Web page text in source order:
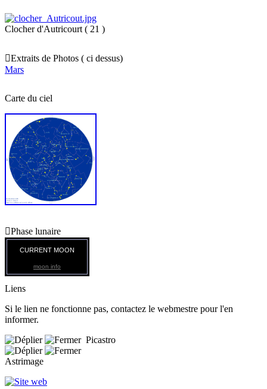
Clocher d'Autricourt ( 21 )
Extraits de Photos ( ci dessus)
Mars
Carte du ciel
Phase lunaire
CURRENT MOON
moon info
Liens
Si le lien ne fonctionne pas, contactez le webmestre pour l'en
informer.
Picastro
Astrimage